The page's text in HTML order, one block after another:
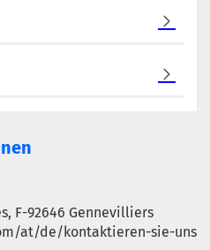
F-92646 Gennevilliers
at/de/kontaktieren-sie-uns